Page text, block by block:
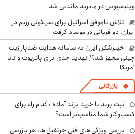
وینیسیوس در مادرید ماندنی شد
تلاش ناموفق اسرائیل برای سرنگونی رژیم در
ایران، دو قربانی در موساد گرفت
خیبرشکن ایران به سامانه هدایت ضدپارازیت
چینی مجهز شد؟/ تهدید جدی برای پاتریوت و تاد
آمریکا
بازرگانی
ثبت برند یا خرید برند آماده : کدام راه برای
کسب‌وکار شما مناسب‌تر است؟
بررسی ویژگی های فنی جرثقیل ها: هر بازرسی